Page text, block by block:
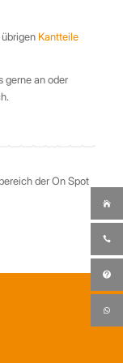
Kantteile
gerne an oder
der On Spot